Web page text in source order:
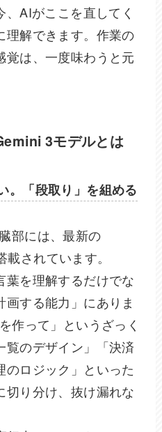
AIがここを直してく
理解できます。作業の
覚は、一度味わうと元
3モデルとは
。「段取り」を組める
部には、最新の
されています。
葉を理解するだけでな
画する能力」にありま
作って」というざっく
覧のデザイン」「決済
ロジック」といった
切り分け、抜け漏れな